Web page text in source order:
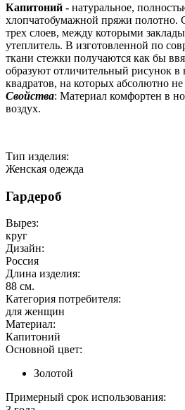
Капитоний - натуральное,
хлопчатобумажной пряжи полотно.
трех слоев, между которыми
утеплитель. В изготовленной по
ткани стежки получаются как бы
образуют отличительный рисунок в
квадратов, на которых абсолютно
Свойства: Материал комфортен в
воздух.
Тип изделия:
Женская одежда
Гардероб
Вырез:
круг
Дизайн:
Россия
Длина изделия:
88 см.
Категория потребителя:
для женщин
Материал:
Капитоний
Основной цвет:
Золотой
Примерный срок использования: